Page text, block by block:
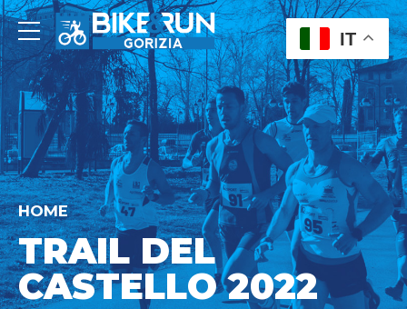
HOME
TRAIL DEL
CASTELLO 2022
IT